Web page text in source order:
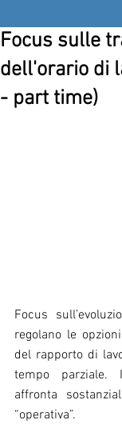
Focus sulle
dell'orario di
- part time)
Focus
regolano le
del rapporto di
tempo
affronta
“operativa”.